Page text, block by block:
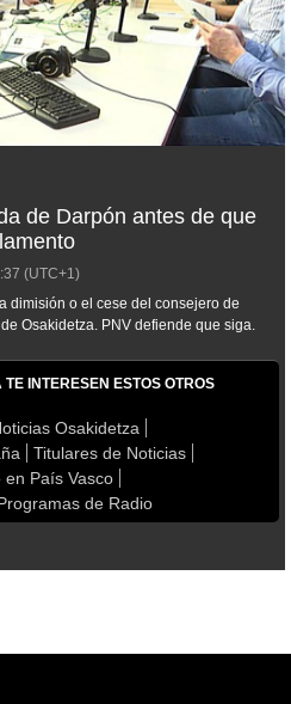
de Darpón antes de que
(UTC+1)
dimisión o el cese del consejero de
Osakidetza. PNV defiende que siga.
INTERESEN ESTOS OTROS
Osakidetza
Titulares de Noticias
en País Vasco
de Radio